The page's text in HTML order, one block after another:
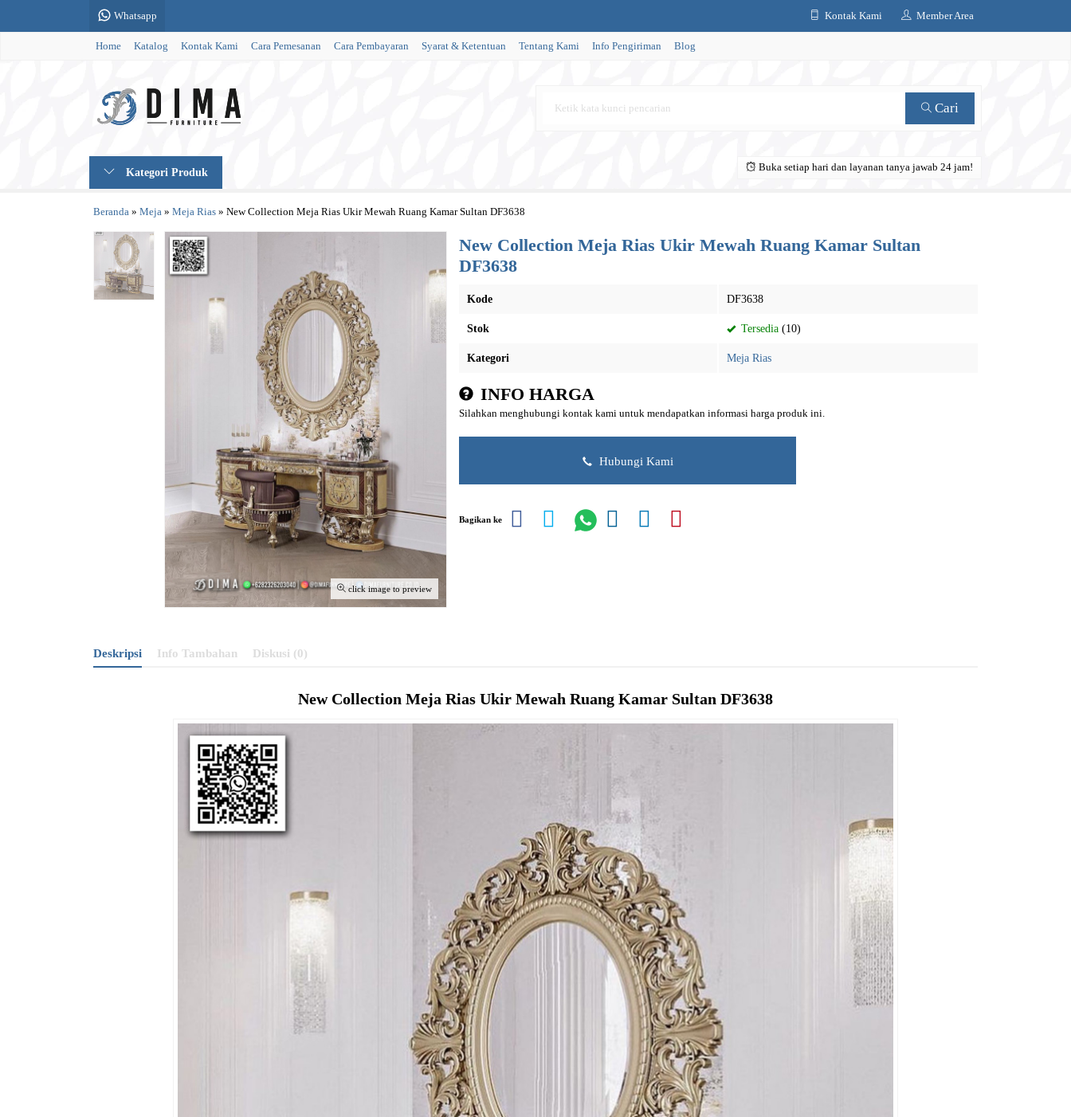
Whatsapp Kontak Kami Member Area
Home Katalog Kontak Kami Cara Pemesanan Cara Pembayaran Syarat & Ketentuan Tentang Kami Info Pengiriman Blog
Cari
Kategori Produk Buka setiap hari dan layanan tanya jawab 24 jam!
Beranda » Meja » Meja Rias » New Collection Meja Rias Ukir Mewah Ruang Kamar Sultan DF3638
click image to preview
New Collection Meja Rias Ukir Mewah Ruang Kamar Sultan
DF3638
Kode DF3638
Stok Tersedia (10)
Kategori Meja Rias
INFO HARGA
Silahkan menghubungi kontak kami untuk mendapatkan informasi harga produk ini.
Hubungi Kami
Bagikan ke
Deskripsi Info Tambahan Diskusi (0)
New Collection Meja Rias Ukir Mewah Ruang Kamar Sultan DF3638